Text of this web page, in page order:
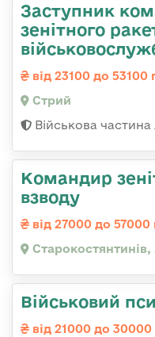
Заступник
зенітного
від 23100 до 53100
Стрий
Військова частина
Командир
взводу
від 27000 до 57000
Військовий
від 21000 до 30000